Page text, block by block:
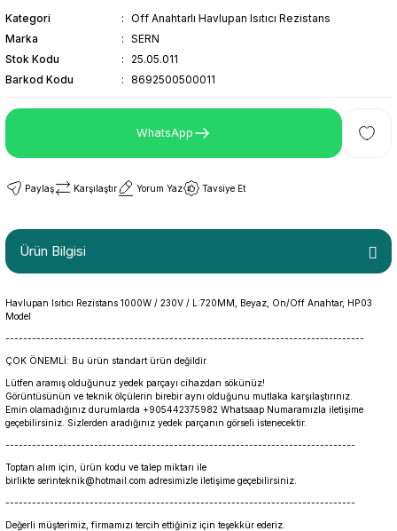
Kategori
Off Anahtarlı Havlupan Isıtıcı Rezistans
Marka
SERN
Stok Kodu
25.05.011
Barkod Kodu
8692500500011
WhatsApp
Paylaş Karşılaştır Yorum Yaz Tavsiye Et
Ürün Bilgisi
Havlupan Isıtıcı Rezistans 1000W / 230V / L:720MM, Beyaz, On/Off Anahtar, HP03
Model
---------------------------------------------------------------------------------
ÇOK ÖNEMLİ: Bu ürün standart ürün değildir.
Lütfen aramış olduğunuz yedek parçayı cihazdan sökünüz!
Görüntüsünün ve teknik ölçülerin birebir aynı olduğunu mutlaka karşılaştırınız.
Emin olamadığınız durumlarda +905442375982 Whatsaap Numaramızla iletişime
geçebilirsiniz. Sizlerden aradığınız yedek parçanın görseli istenecektir.
-------------------------------------------------------------------------------
Toptan alım için, ürün kodu ve talep miktarı ile
birlikte serinteknik@hotmail.com adresimizle iletişime geçebilirsiniz.
-------------------------------------------------------------------------------
Değerli müşterimiz, firmamızı tercih ettiğiniz için teşekkür ederiz.